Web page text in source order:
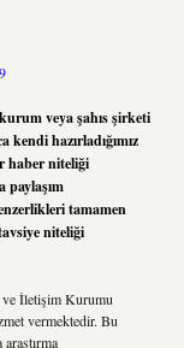
veya şahıs şirketi
kendi hazırladığımız
haber niteliği
paylaşım
tamamen
niteliği
ve İletişim Kurumu
vermektedir. Bu